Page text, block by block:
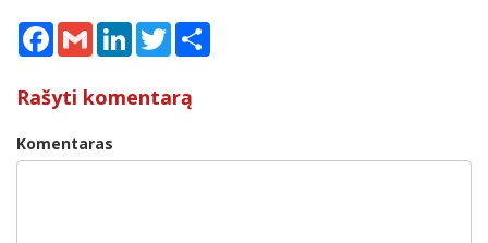
Facebook
Gmail LinkedInTwitter
Rašyti komentarą
Komentaras